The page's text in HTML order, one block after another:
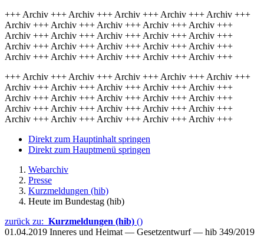
+++ Archiv +++ Archiv +++ Archiv +++ Archiv +++ Archiv +++
Archiv +++ Archiv +++ Archiv +++ Archiv +++ Archiv +++
Archiv +++ Archiv +++ Archiv +++ Archiv +++ Archiv +++
Archiv +++ Archiv +++ Archiv +++ Archiv +++ Archiv +++
Archiv +++ Archiv +++ Archiv +++ Archiv +++ Archiv +++
+++ Archiv +++ Archiv +++ Archiv +++ Archiv +++ Archiv +++
Archiv +++ Archiv +++ Archiv +++ Archiv +++ Archiv +++
Archiv +++ Archiv +++ Archiv +++ Archiv +++ Archiv +++
Archiv +++ Archiv +++ Archiv +++ Archiv +++ Archiv +++
Archiv +++ Archiv +++ Archiv +++ Archiv +++ Archiv +++
Direkt zum Hauptinhalt springen
Direkt zum Hauptmenü springen
Webarchiv
Presse
Kurzmeldungen (hib)
Heute im Bundestag (hib)
zurück zu: Kurzmeldungen (hib) ()
01.04.2019 Inneres und Heimat — Gesetzentwurf — hib 349/2019